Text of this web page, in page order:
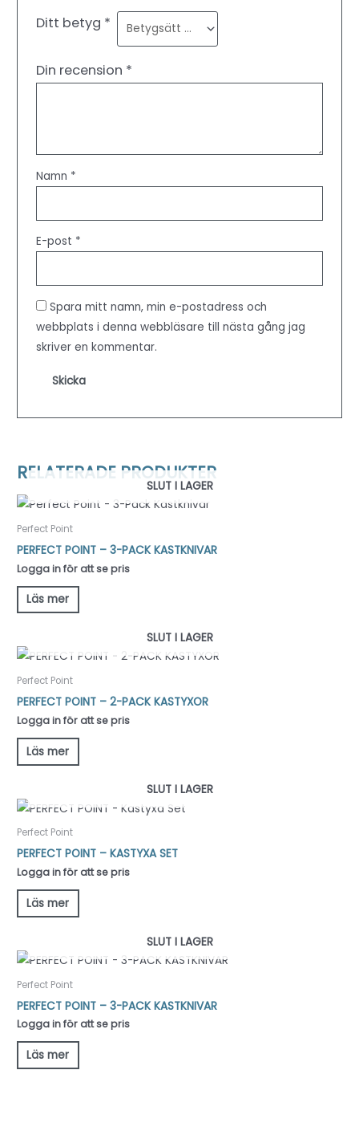
Ditt betyg *
Din recension *
Namn *
E-post *
Spara mitt namn, min e-postadress och
webbplats i denna webbläsare till nästa gång jag
skriver en kommentar.
RELATERADE PRODUKTER
SLUT I LAGER
Perfect Point
PERFECT POINT – 3-PACK KASTKNIVAR
Logga in för att se pris
Läs mer
SLUT I LAGER
Perfect Point
PERFECT POINT – 2-PACK KASTYXOR
Logga in för att se pris
Läs mer
SLUT I LAGER
Perfect Point
PERFECT POINT – KASTYXA SET
Logga in för att se pris
Läs mer
SLUT I LAGER
Perfect Point
PERFECT POINT – 3-PACK KASTKNIVAR
Logga in för att se pris
Läs mer